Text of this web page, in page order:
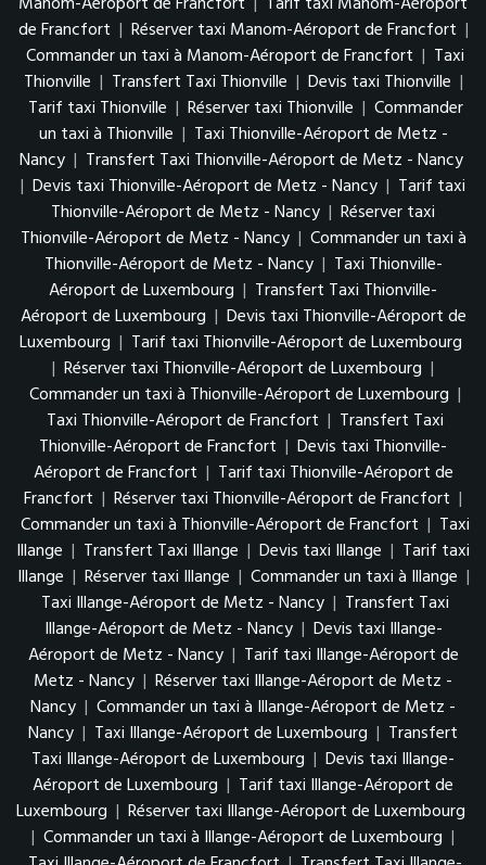
de Francfort | Réserver taxi Manom-Aéroport de Francfort |
Commander un taxi à Manom-Aéroport de Francfort | Taxi
Thionville | Transfert Taxi Thionville | Devis taxi Thionville |
Tarif taxi Thionville | Réserver taxi Thionville | Commander
un taxi à Thionville | Taxi Thionville-Aéroport de Metz -
Nancy | Transfert Taxi Thionville-Aéroport de Metz - Nancy
| Devis taxi Thionville-Aéroport de Metz - Nancy | Tarif taxi
Thionville-Aéroport de Metz - Nancy | Réserver taxi
Thionville-Aéroport de Metz - Nancy | Commander un taxi à
Thionville-Aéroport de Metz - Nancy | Taxi Thionville-
Aéroport de Luxembourg | Transfert Taxi Thionville-
Aéroport de Luxembourg | Devis taxi Thionville-Aéroport de
Luxembourg | Tarif taxi Thionville-Aéroport de Luxembourg
| Réserver taxi Thionville-Aéroport de Luxembourg |
Commander un taxi à Thionville-Aéroport de Luxembourg |
Taxi Thionville-Aéroport de Francfort | Transfert Taxi
Thionville-Aéroport de Francfort | Devis taxi Thionville-
Aéroport de Francfort | Tarif taxi Thionville-Aéroport de
Francfort | Réserver taxi Thionville-Aéroport de Francfort |
Commander un taxi à Thionville-Aéroport de Francfort | Taxi
Illange | Transfert Taxi Illange | Devis taxi Illange | Tarif taxi
Illange | Réserver taxi Illange | Commander un taxi à Illange |
Taxi Illange-Aéroport de Metz - Nancy | Transfert Taxi
Illange-Aéroport de Metz - Nancy | Devis taxi Illange-
Aéroport de Metz - Nancy | Tarif taxi Illange-Aéroport de
Metz - Nancy | Réserver taxi Illange-Aéroport de Metz -
Nancy | Commander un taxi à Illange-Aéroport de Metz -
Nancy | Taxi Illange-Aéroport de Luxembourg | Transfert
Taxi Illange-Aéroport de Luxembourg | Devis taxi Illange-
Aéroport de Luxembourg | Tarif taxi Illange-Aéroport de
Luxembourg | Réserver taxi Illange-Aéroport de Luxembourg
| Commander un taxi à Illange-Aéroport de Luxembourg |